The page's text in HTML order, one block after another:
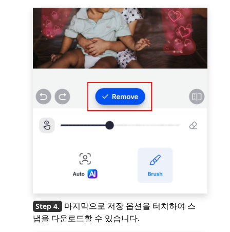
마지막으로 저장 옵션을 터치하여 스
냅을 다운로드할 수 있습니다.